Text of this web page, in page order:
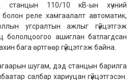
станцын 110/10 кВ-ын хүчний
болон реле хамгаалалт автоматик,
угсралтын ажлыг гүйцэтгэж
бололцоогоо ашиглан батлагдсан
бага өртгөөр гүйцэтгэж байна.
шугам, дэд станцын барилга
салбар хариуцан гүйцэтгэсэн.